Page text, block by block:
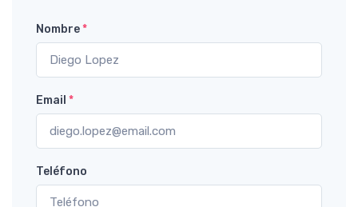
Nombre*
Email *
Teléfono